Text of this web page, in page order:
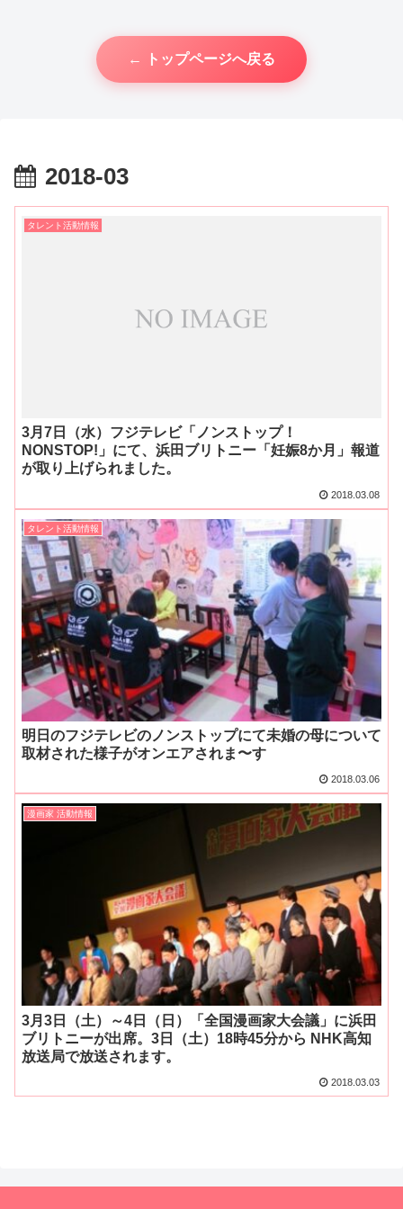
← トップページへ戻る
2018-03
タレント活動情報
3月7日（水）フジテレビ「ノンストップ！
NONSTOP!」にて、浜田ブリトニー「妊娠8か月」報道
が取り上げられました。
2018.03.08
タレント活動情報
明日のフジテレビのノンストップにて未婚の母について
取材された様子がオンエアされま〜す
2018.03.06
漫画家 活動情報
3月3日（土）～4日（日）「全国漫画家大会議」に浜田
ブリトニーが出席。3日（土）18時45分から NHK高知
放送局で放送されます。
2018.03.03